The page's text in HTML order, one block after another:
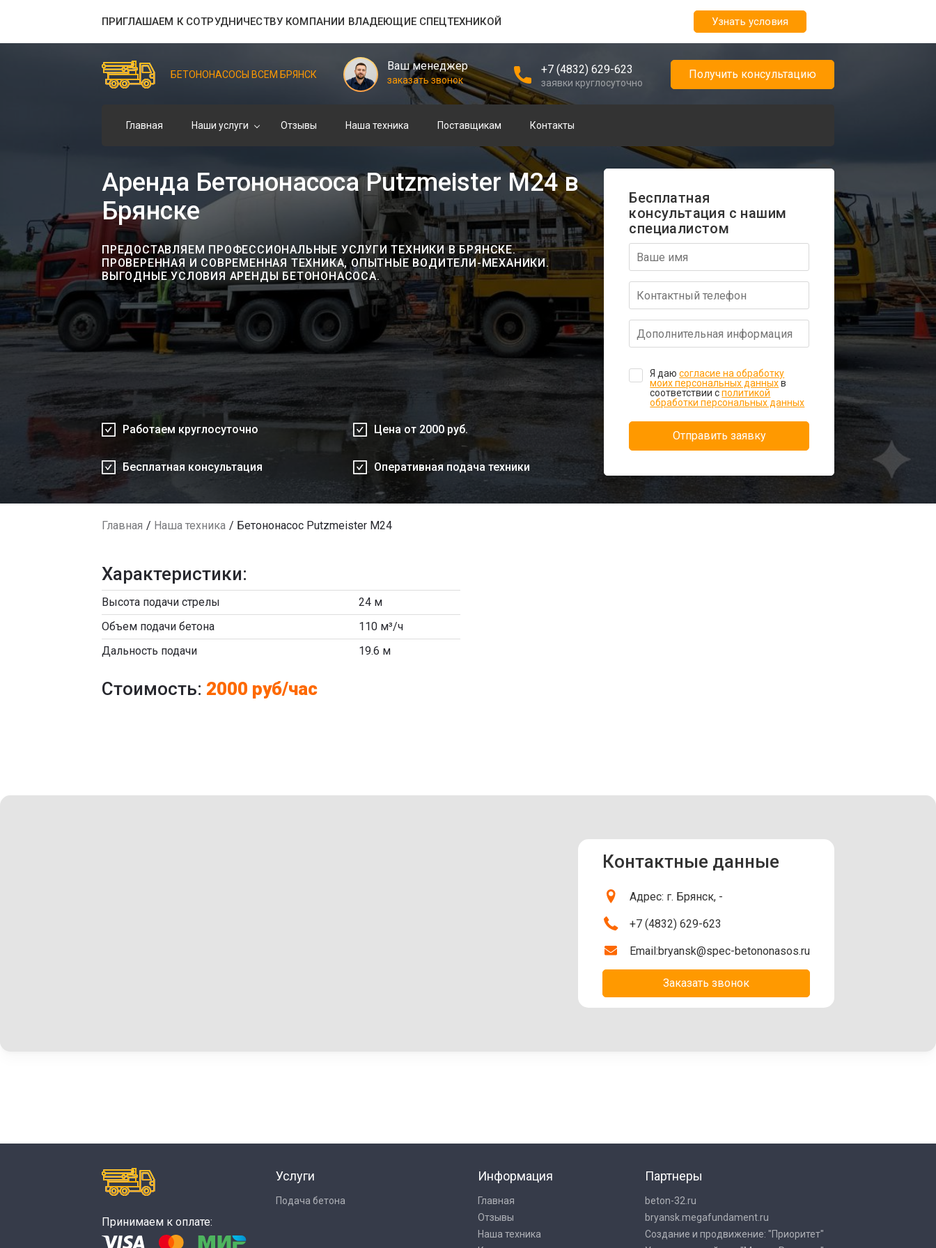
ПРИГЛАШАЕМ К СОТРУДНИЧЕСТВУ КОМПАНИИ ВЛАДЕЮЩИЕ СПЕЦТЕХНИКОЙ Узнать условия
БЕТОНОНАСОСЫ ВСЕМ БРЯНСК
Ваш менеджер
заказать звонок
+7 (4832) 629-623
заявки круглосуточно
Получить консультацию
Главная Наши услуги Отзывы Наша техника Поставщикам Контакты
Аренда Бетононасоса Putzmeister М24 в
Брянске
ПРЕДОСТАВЛЯЕМ ПРОФЕССИОНАЛЬНЫЕ УСЛУГИ ТЕХНИКИ В БРЯНСКЕ.
ПРОВЕРЕННАЯ И СОВРЕМЕННАЯ ТЕХНИКА, ОПЫТНЫЕ ВОДИТЕЛИ-МЕХАНИКИ.
ВЫГОДНЫЕ УСЛОВИЯ АРЕНДЫ БЕТОНОНАСОСА.
Работаем круглосуточно Цена от 2000 руб.
Бесплатная консультация Оперативная подача техники
Бесплатная
консультация с нашим
специалистом
Я даюсогласие на обработку
моих персональных данныхв
соответствии сполитикой
обработки персональных данных
Отправить заявку
Главная Наша техника Бетононасос Putzmeister М24
Характеристики:
Высота подачи стрелы
24 м
Объем подачи бетона
110 м³/ч
Дальность подачи
19.6 м
Стоимость: 2000 руб/час
Контактные данные
Адрес: г. Брянск, -
+7 (4832) 629-623
Email:bryansk@spec-betononasos.ru
Заказать звонок
Принимаем к оплате:
Услуги
Подача бетона
Информация
Главная
Отзывы
Наша техника
Партнеры
beton-32.ru
bryansk.megafundament.ru
Создание и продвижение: "Приоритет"